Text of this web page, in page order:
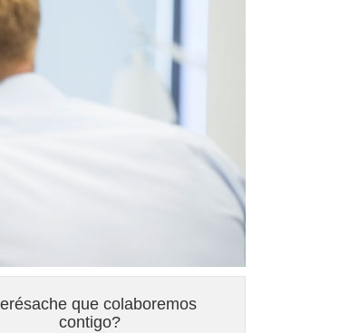
que colaboremos
contigo?